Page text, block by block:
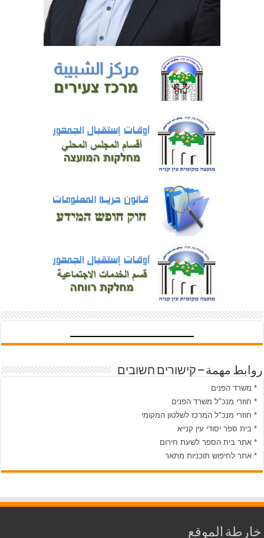
روابط مهمة – קישורים חשובים
* משרד הפנים
* חוזרי מנכ"ל משרד הפנים
* חוזרי מנכ"ל המרכז לשלטון המקומי
* בית ספר יסודי עין קנייא
* אתר בית הספר לשעת חירום
* אתר לחיפוש תוכניות מתאר
خارطة الموقع